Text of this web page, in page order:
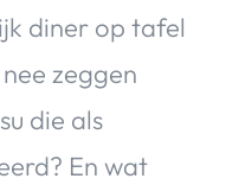
diner op tafel
zeggen
die als
En wat